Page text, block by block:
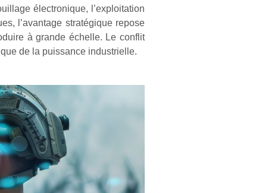
électronique, l’exploitation
l’avantage stratégique repose
à grande échelle. Le conflit
de la puissance industrielle.